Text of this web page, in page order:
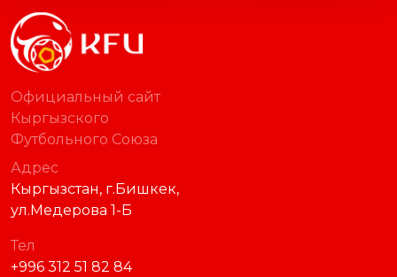
Официальный сайт
Кыргызского
Футбольного Союза
Адрес
Кыргызстан, г.Бишкек,
ул.Медерова 1-Б
Тел
+996 312 51 82 84